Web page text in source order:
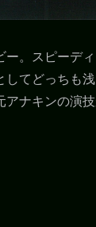
。スピーデ
てどっちも
ナキンの演技